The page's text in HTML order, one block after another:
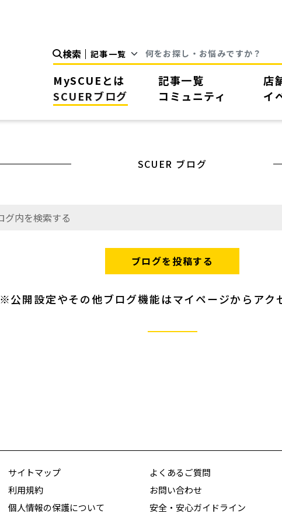
検索
MySCUEとは 記事一覧 店
SCUERブログ
コミュニティ イ
SCUER ブログ
ブログを投稿する
※公開設定やその他ブログ機能はマイページからアク
サイトマップ
利用規約
個人情報の保護について
よくあるご質問
お問い合わせ
安全・安心ガイドライン